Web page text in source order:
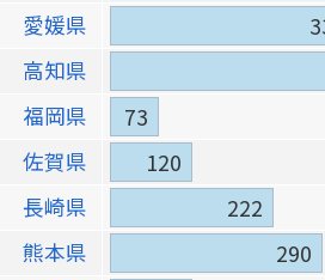
愛媛県
高知県
福岡県
73
佐賀県
120
長崎県
222
熊本県
290